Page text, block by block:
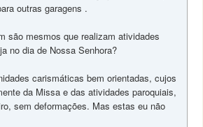
outras garagens .
são mesmos que realizam atividades
no dia de Nossa Senhora?
carismáticas bem orientadas, cujos
da Missa e das atividades paroquiais,
sem deformações. Mas estas eu não